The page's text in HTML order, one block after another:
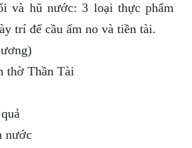
và hũ nước: 3 loại thực phẩm
trí để cầu ấm no và tiền tài.
thờ Thần Tài
nước